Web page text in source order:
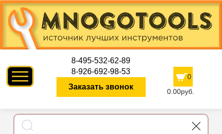
8-495-532-62-89
8-926-692-98-53
Заказать звонок
0
0.00руб.